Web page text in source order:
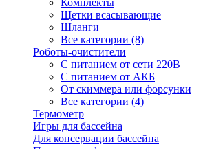
Комплекты
Щетки всасывающие
Шланги
Все категории (8)
Роботы-очистители
С питанием от сети 220В
С питанием от АКБ
От скиммера или форсунки
Все категории (4)
Термометр
Игры для бассейна
Для консервации бассейна